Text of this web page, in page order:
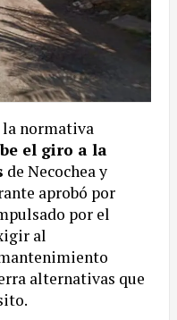
la normativa
el giro a la
de Necochea y
aprobó por
por el
al
alternativas que